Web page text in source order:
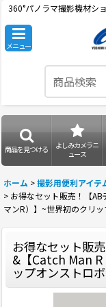
360°パノラマ撮影機材シ
メニュー
商品を見つける
よしみカメラニ
ュース
ホーム >撮影用便利アイテ
> お得なセット販売！【
マンR）】~世界初のクリ
お得なセット販
&【Catch Man R
ップオンストロ